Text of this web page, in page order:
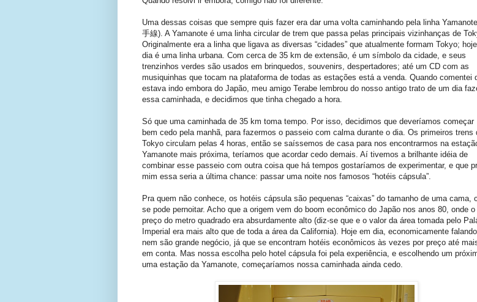
Uma dessas coisas que sempre quis fazer era dar uma volta caminhando pela linha
手線). A Yamanote é uma linha circular de trem que passa pelas principais vizinhanças de
Originalmente era a linha que ligava as diversas “cidades” que atualmente formam Tokyo;
dia é uma linha urbana. Com cerca de 35 km de extensão, é um símbolo da cidade, e seus
trenzinhos verdes são usados em brinquedos, souvenirs, despertadores; até um CD com as
musiquinhas que tocam na plataforma de todas as estações está a venda. Quando comentei
estava indo embora do Japão, meu amigo Terabe lembrou do nosso antigo trato de um dia
essa caminhada, e decidimos que tinha chegado a hora.
Só que uma caminhada de 35 km toma tempo. Por isso, decidimos que deveríamos começar
bem cedo pela manhã, para fazermos o passeio com calma durante o dia. Os primeiros trens
Tokyo circulam pelas 4 horas, então se saíssemos de casa para nos encontrarmos na
Yamanote mais próxima, teríamos que acordar cedo demais. Aí tivemos a brilhante idéia de
combinar esse passeio com outra coisa que há tempos gostaríamos de experimentar, e que
mim essa seria a última chance: passar uma noite nos famosos “hotéis cápsula”.
Pra quem não conhece, os hotéis cápsula são pequenas “caixas” do tamanho de uma cama,
se pode pernoitar. Acho que a origem vem do boom econômico do Japão nos anos 80, onde o
preço do metro quadrado era absurdamente alto (diz-se que e o valor da área tomada pelo
Imperial era mais alto que de toda a área da California). Hoje em dia, economicamente falando,
nem são grande negócio, já que se encontram hotéis econômicos às vezes por preço até
em conta. Mas nossa escolha pelo hotel cápsula foi pela experiência, e escolhendo um
uma estação da Yamanote, começaríamos nossa caminhada ainda cedo.